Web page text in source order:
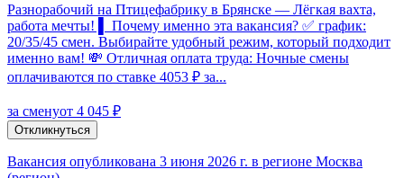
Разнорабочий на Птицефабрику в Брянске — Лёгкая вахта,
работа мечты! ▌ Почему именно эта вакансия? ✅ график:
20/35/45 смен. Выбирайте удобный режим, который подходит
именно вам! 💸 Отличная оплата труда: Ночные смены
оплачиваются по ставке 4053 ₽ за...
за сменуот 4 045 ₽
Откликнуться
Вакансия опубликована 3 июня 2026 г. в регионе Москва